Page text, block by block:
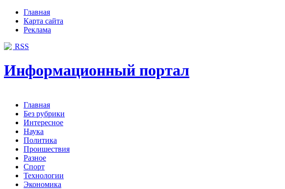
Главная
Карта сайта
Реклама
RSS
Информационный портал
Главная
Без рубрики
Интересное
Наука
Политика
Проишествия
Разное
Спорт
Технологии
Экономика